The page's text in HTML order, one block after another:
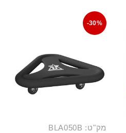
-30%
מק"ט: BLA050B